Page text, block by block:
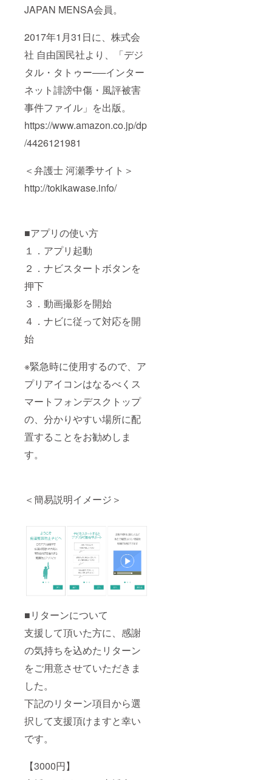
JAPAN MENSA会員。
2017年1月31日に、株式会
社 自由国民社より、「デジ
タル・タトゥー──インター
ネット誹謗中傷・風評被害
事件ファイル」を出版。
https://www.amazon.co.jp/dp
/4426121981
＜弁護士 河瀬季サイト＞
http://tokikawase.info/
■アプリの使い方
１．アプリ起動
２．ナビスタートボタンを
押下
３．動画撮影を開始
４．ナビに従って対応を開
始
※緊急時に使用するので、ア
プリアイコンはなるべくス
マートフォンデスクトップ
の、分かりやすい場所に配
置することをお勧めしま
す。
＜簡易説明イメージ＞
■リターンについて
支援して頂いた方に、感謝
の気持ちを込めたリターン
をご用意させていただきま
した。
下記のリターン項目から選
択して支援頂けますと幸い
です。
【3000円】